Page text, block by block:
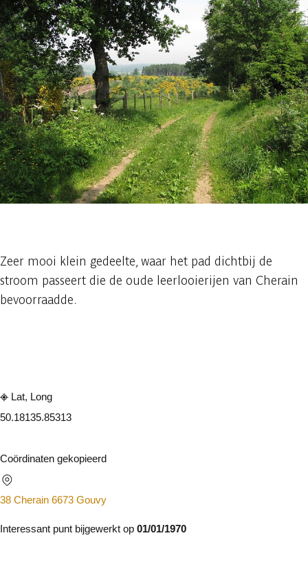
Zeer mooi klein gedeelte, waar het pad dichtbij de
stroom passeert die de oude leerlooierijen van Cherain
bevoorraadde.
Lat, Long
50.18135.85313
Coördinaten gekopieerd
38 Cherain 6673 Gouvy
Interessant punt bijgewerkt op 01/01/1970